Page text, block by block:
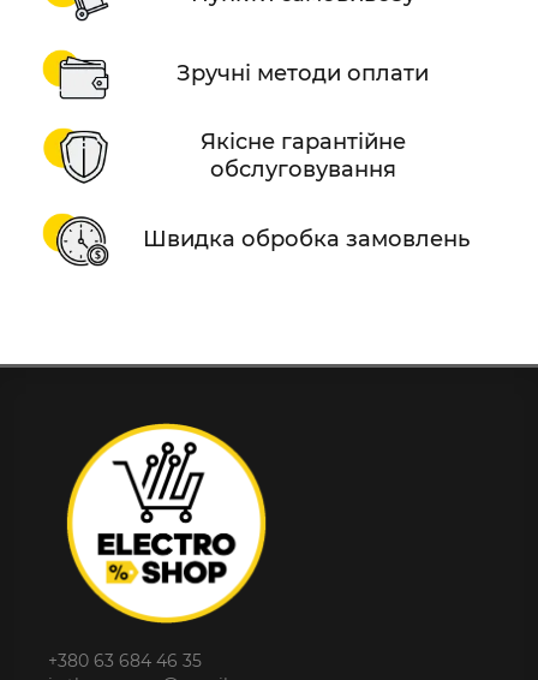
Зручні методи оплати
Якісне гарантійне
обслуговування
Швидка обробка замовлень
+380 63 684 46 35